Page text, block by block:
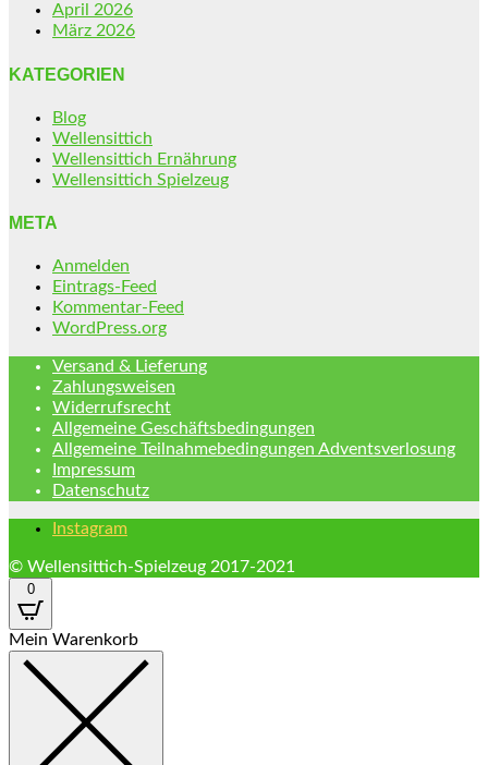
April 2026
März 2026
KATEGORIEN
Blog
Wellensittich
Wellensittich Ernährung
Wellensittich Spielzeug
META
Anmelden
Eintrags-Feed
Kommentar-Feed
WordPress.org
Versand & Lieferung
Zahlungsweisen
Widerrufsrecht
Allgemeine Geschäftsbedingungen
Allgemeine Teilnahmebedingungen Adventsverlosung
Impressum
Datenschutz
Instagram
© Wellensittich-Spielzeug 2017-2021
0
Mein Warenkorb